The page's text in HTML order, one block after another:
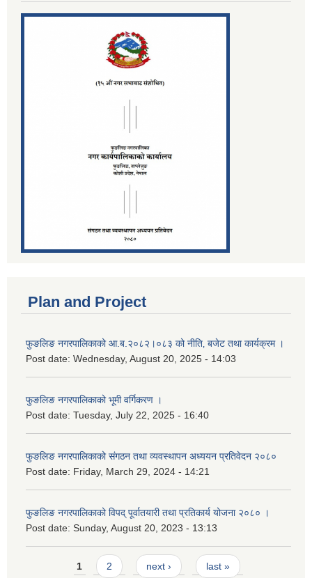
Plan and Project
फुङलिङ नगरपालिकाको आ.ब.२०८२।०८३ को नीति‚ बजेट तथा कार्यक्रम ।
Post date: Wednesday, August 20, 2025 - 14:03
फुङलिङ नगरपालिकाको भूमी वर्गिकरण ।
Post date: Tuesday, July 22, 2025 - 16:40
फुङलिङ नगरपालिकाको संगठन तथा व्यवस्थापन अध्ययन प्रतिवेदन २०८०
Post date: Friday, March 29, 2024 - 14:21
फुङलिङ नगरपालिकाको विपद् पूर्वातयारी तथा प्रतिकार्य योजना २०८० ।
Post date: Sunday, August 20, 2023 - 13:13
Pages1 2 next › last »